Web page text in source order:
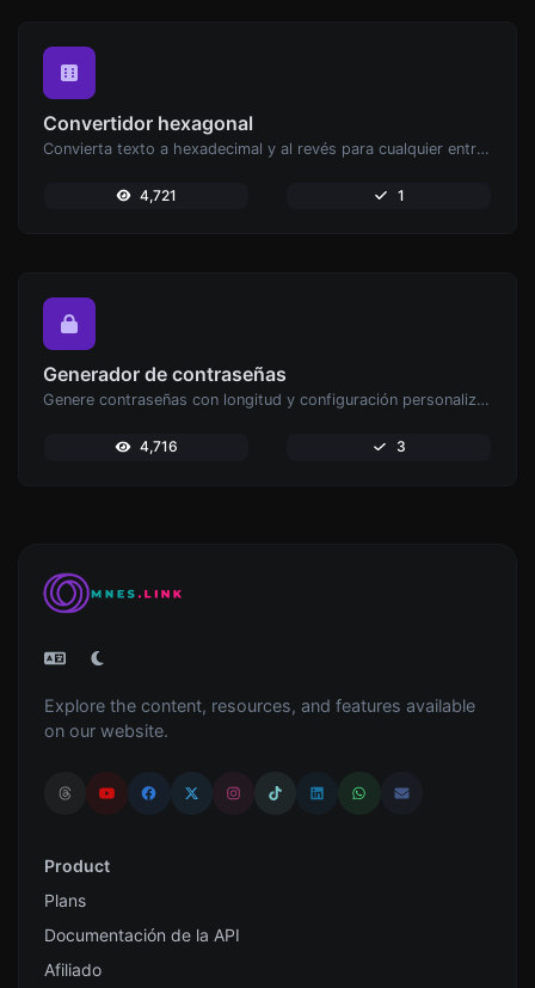
Convertidor hexagonal
Convierta texto a hexadecimal y al revés para cualquier entrada de cadena.
4,721 1
Generador de contraseñas
Genere contraseñas con longitud y configuración personalizadas.
4,716 3
Explore the content, resources, and features available
on our website.
Product
Plans
Documentación de la API
Afiliado